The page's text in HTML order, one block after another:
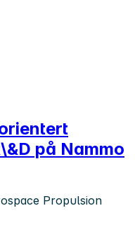
på Nammo
Propulsion